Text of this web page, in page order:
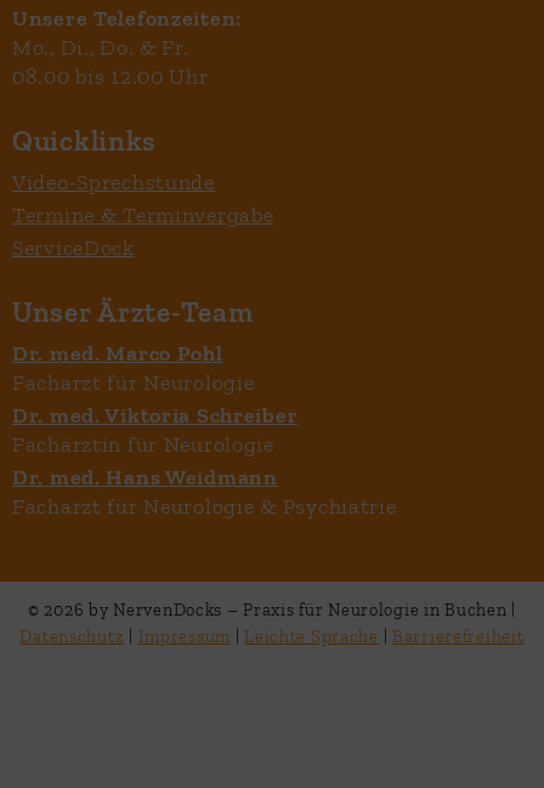
Unsere Telefonzeiten:
Mo., Di., Do. & Fr.
08.00 bis 12.00 Uhr
Quicklinks
Video-Sprechstunde
Termine & Terminvergabe
ServiceDock
Unser Ärzte-Team
Dr. med. Marco Pohl
Facharzt für Neurologie
Dr. med. Viktoria Schreiber
Fachärztin für Neurologie
Dr. med. Hans Weidmann
Facharzt für Neurologie & Psychiatrie
© 2026 by NervenDocks – Praxis für Neurologie in Buchen |
Datenschutz | Impressum | Leichte Sprache | Barrierefreiheit